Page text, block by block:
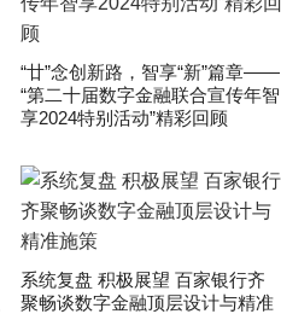
“廿”念创新路，智享“新”篇章——
“第二十届数字金融联合宣传年智
享2024特别活动”精彩回顾
系统复盘 积极展望 百家银行齐
聚畅谈数字金融顶层设计与精准